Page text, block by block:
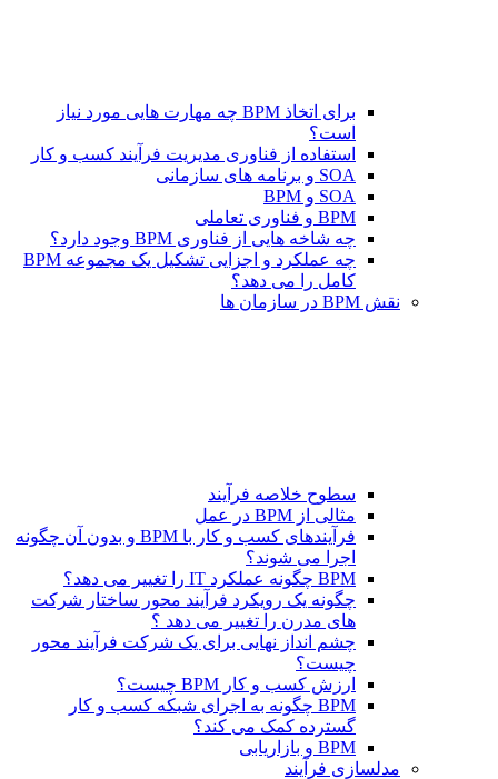
برای اتخاذ BPM چه مهارت هایی مورد نیاز
است؟
استفاده از فناوری مدیریت فرآیند کسب و کار
SOA و برنامه های سازمانی
SOA و BPM
BPM و فناوری تعاملی
چه شاخه هایی از فناوری BPM وجود دارد؟
چه عملکرد و اجزایی تشکیل یک مجموعه BPM
کامل را می دهد؟
نقش BPM در سازمان ها
سطوح خلاصه فرآیند
مثالی از BPM در عمل
فرآیندهای کسب و کار با BPM و بدون آن چگونه
اجرا می شوند؟
BPM چگونه عملکرد IT را تغییر می دهد؟
چگونه یک رویکرد فرآیند محور ساختار شرکت
های مدرن را تغییر می دهد ؟
چشم انداز نهایی برای یک شرکت فرآیند محور
چیست؟
ارزش کسب و کار BPM چیست؟
BPM چگونه به اجرای شبکه کسب و کار
گسترده کمک می کند؟
BPM و بازاریابی
مدلسازی فرآیند